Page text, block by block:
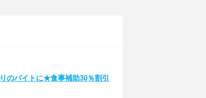
のバイトに★食事補助30％割引